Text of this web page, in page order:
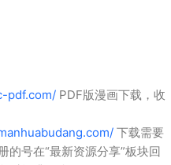
pdf.com/PDF版漫画下载，收
下载需要
的号在“最新资源分享”板块回